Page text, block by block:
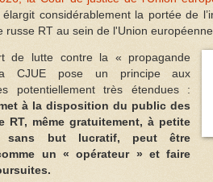
élargit considérablement la portée de
russe RT au sein de l'Union européenne.
de lutte contre la « propagande
CJUE pose un principe aux
potentiellement très étendues :
à la disposition du public des
RT, même gratuitement, à petite
sans but lucratif, peut être
un « opérateur » et faire